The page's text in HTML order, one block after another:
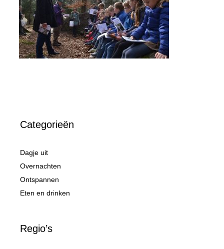
Categorieën
Dagje uit
Overnachten
Ontspannen
Eten en drinken
Regio’s